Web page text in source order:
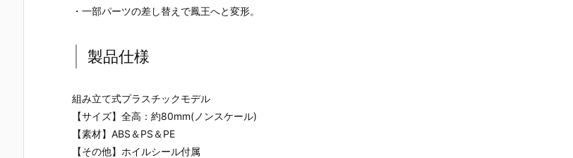
・一部パーツの差し替えで鳳王へと変形。
製品仕様
組み立て式プラスチックモデル
【サイズ】全高：約80mm(ノンスケール)
【素材】ABS＆PS＆PE
【その他】ホイルシール付属